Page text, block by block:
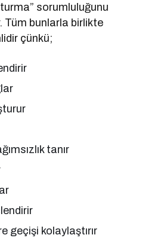
sorumluluğunu
Tüm bunlarla birlikte
çünkü;
tanır
geçişi kolaylaştırır